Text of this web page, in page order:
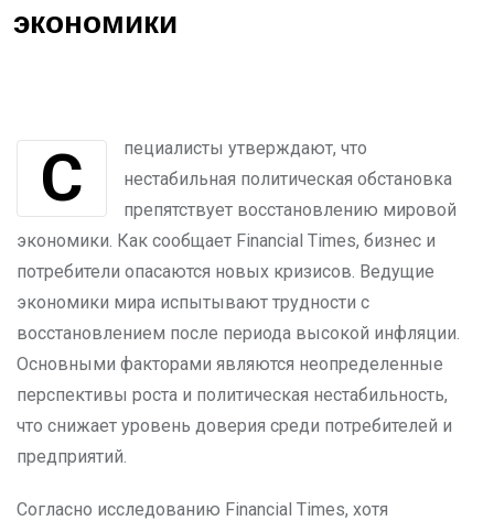
экономики
Специалисты утверждают, что
нестабильная политическая обстановка
препятствует восстановлению мировой
экономики. Как сообщает Financial Times, бизнес и
потребители опасаются новых кризисов. Ведущие
экономики мира испытывают трудности с
восстановлением после периода высокой инфляции.
Основными факторами являются неопределенные
перспективы роста и политическая нестабильность,
что снижает уровень доверия среди потребителей и
предприятий.
Согласно исследованию Financial Times, хотя